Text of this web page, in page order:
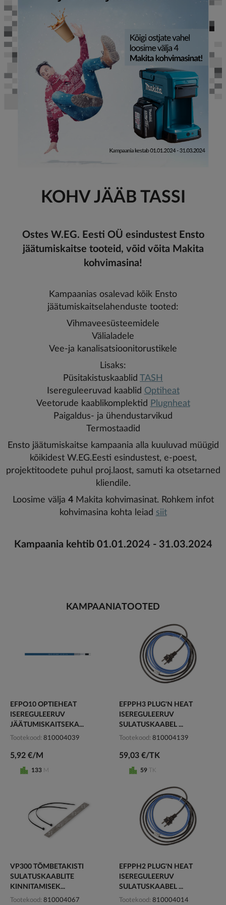
KOHV JÄÄB TASSI
Ostes W.EG. Eesti OÜ esindustest Ensto
jäätumiskaitse tooteid, võid võita Makita
kohvimasina!
Kampaanias osalevad kõik Ensto
jäätumiskaitselahenduste tooted:
Vihmaveesüsteemidele
Välialadele
Vee-ja kanalisatsioonitorustikele
Lisaks:
Püsitakistuskaablid TASH
Isereguleeruvad kaablid Optiheat
Veetorude kaablikomplektid Plugnheat
Paigaldus- ja ühendustarvikud
Termostaadid
Ensto jäätumiskaitse kampaania alla kuuluvad müügid
kõikidest W.EG.Eesti esindustest, e-poest,
projektitoodete puhul proj.laost, samuti ka otsetarned
kliendile.
Loosime välja 4Makita kohvimasinat. Rohkem infot
kohvimasina kohta leiad siit
Kampaania kehtib 01.01.2024 - 31.03.2024
KAMPAANIATOOTED
EFPO10 OPTIEHEAT
ISEREGULEERUV
JÄÄTUMISKAITSEKA...
Tootekood 810004039
5,92 €/M
133 M
EFPPH3 PLUG'N HEAT
ISEREGULEERUV
SULATUSKAABEL ...
Tootekood 810004139
59,03 €/TK
59 TK
VP300 TÕMBETAKISTI
SULATUSKAABLITE
KINNITAMISEK...
Tootekood 810004067
EFPPH2 PLUG'N HEAT
ISEREGULEERUV
SULATUSKAABEL ...
Tootekood 810004014